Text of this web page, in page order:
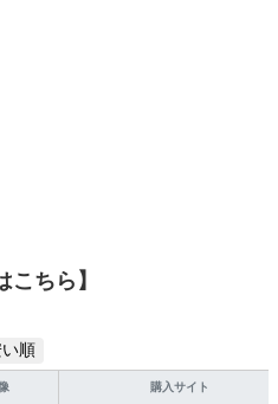
こちら】
順
購入サイト